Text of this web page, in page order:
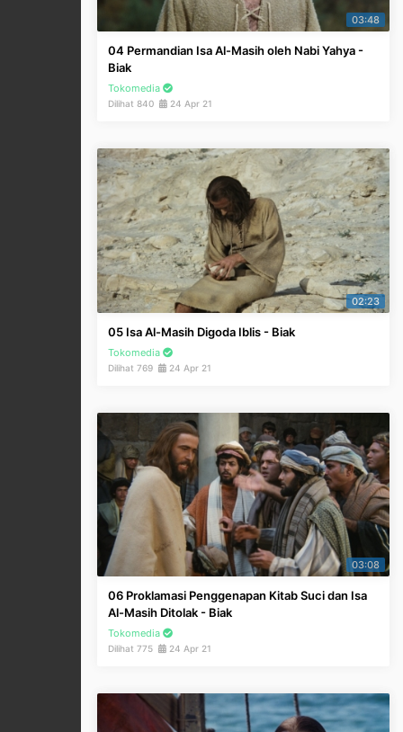
03:48
04 Permandian Isa Al-Masih oleh Nabi Yahya -
Biak
Tokomedia
Dilihat 840 24 Apr 21
02:23
05 Isa Al-Masih Digoda Iblis - Biak
Tokomedia
Dilihat 769 24 Apr 21
03:08
06 Proklamasi Penggenapan Kitab Suci dan Isa
Al-Masih Ditolak - Biak
Tokomedia
Dilihat 775 24 Apr 21